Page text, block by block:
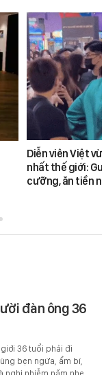
Diễn viên Việt
nhất thế giới:
cưỡng, ăn tiền
đàn ông 36
36 tuổi phải đi
bẹn ngứa, ẩm bí,